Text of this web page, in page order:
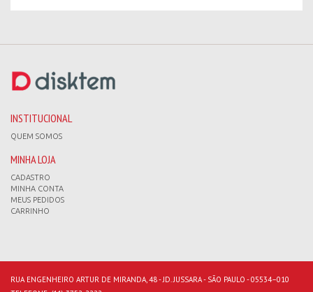
INSTITUCIONAL
QUEM SOMOS
MINHA LOJA
CADASTRO
MINHA CONTA
MEUS PEDIDOS
CARRINHO
RUA ENGENHEIRO ARTUR DE MIRANDA, 48 - JD. JUSSARA - SÃO PAULO - 05534–010